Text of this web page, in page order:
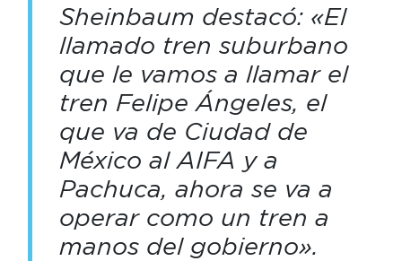
Sheinbaum destacó: «El
llamado tren suburbano
que le vamos a llamar el
tren Felipe Ángeles, el
que va de Ciudad de
México al AIFA y a
Pachuca, ahora se va a
operar como un tren a
manos del gobierno».